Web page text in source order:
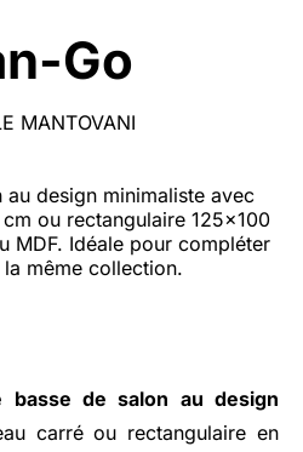
Go
MANTOVANI
au design minimaliste avec
ou rectangulaire 125x100
MDF. Idéale pour compléter
même collection.
basse de salon au design
carré ou rectangulaire en